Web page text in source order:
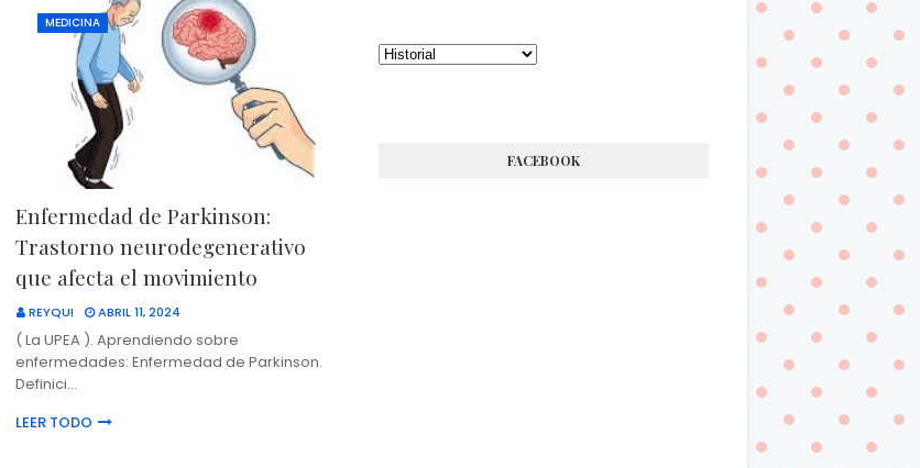
MEDICINA
Enfermedad de Parkinson:
Trastorno neurodegenerativo
que afecta el movimiento
REYQUI ABRIL 11, 2024
( La UPEA ). Aprendiendo sobre
enfermedades: Enfermedad de Parkinson.
Definici…
LEER TODO
FACEBOOK